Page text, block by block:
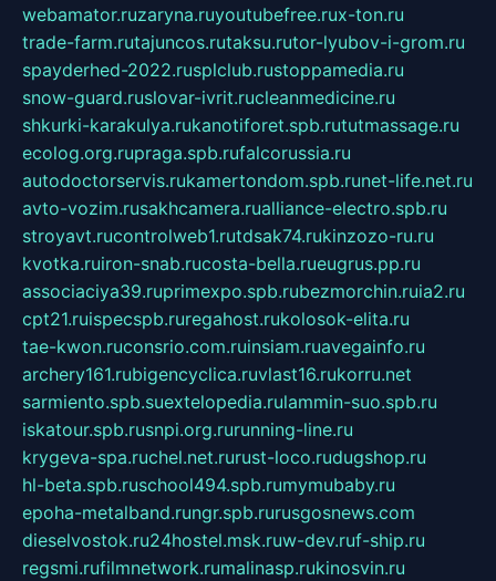
webamator.ruzaryna.ruyoutubefree.rux-ton.ru
trade-farm.rutajuncos.rutaksu.rutor-lyubov-i-grom.ru
spayderhed-2022.rusplclub.rustoppamedia.ru
snow-guard.ruslovar-ivrit.rucleanmedicine.ru
shkurki-karakulya.rukanotiforet.spb.rututmassage.ru
ecolog.org.rupraga.spb.rufalcorussia.ru
autodoctorservis.rukamertondom.spb.runet-life.net.ru
avto-vozim.rusakhcamera.rualliance-electro.spb.ru
stroyavt.rucontrolweb1.rutdsak74.rukinzozo-ru.ru
kvotka.ruiron-snab.rucosta-bella.rueugrus.pp.ru
associaciya39.ruprimexpo.spb.rubezmorchin.ruia2.ru
cpt21.ruispecspb.ruregahost.rukolosok-elita.ru
tae-kwon.ruconsrio.com.ruinsiam.ruavegainfo.ru
archery161.rubigencyclica.ruvlast16.rukorru.net
sarmiento.spb.suextelopedia.rulammin-suo.spb.ru
iskatour.spb.rusnpi.org.rurunning-line.ru
krygeva-spa.ruchel.net.rurust-loco.rudugshop.ru
hl-beta.spb.ruschool494.spb.rumymubaby.ru
epoha-metalband.rungr.spb.rurusgosnews.com
dieselvostok.ru24hostel.msk.ruw-dev.ruf-ship.ru
regsmi.rufilmnetwork.rumalinasp.rukinosvin.ru